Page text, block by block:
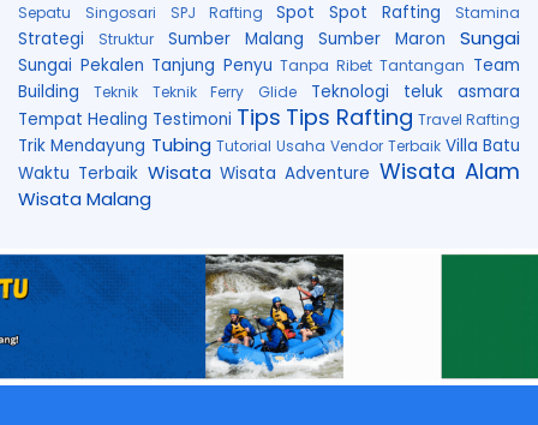
Sepatu Singosari SPJ Rafting Spot Spot Rafting Stamina
Strategi Struktur Sumber Malang Sumber Maron Sungai
Sungai Pekalen Tanjung Penyu Tanpa Ribet Tantangan Team
Building
Teknik Teknik Ferry Glide Teknologi
teluk asmara
Tempat Healing Testimoni Tips Tips Rafting Travel Rafting
Trik Mendayung Tubing Tutorial Usaha Vendor Terbaik Villa Batu
Waktu Terbaik Wisata Wisata Adventure Wisata Alam
Wisata Malang